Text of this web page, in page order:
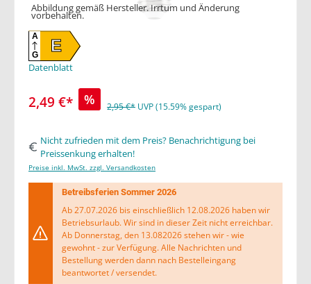
Abbildung gemäß Hersteller. Irrtum und Änderung
vorbehalten.
E
A
G
Datenblatt
2,49 €* % 2,95 €* UVP (15.59% gespart)
Nicht zufrieden mit dem Preis? Benachrichtigung bei
Preissenkung erhalten!
Preise inkl. MwSt. zzgl. Versandkosten
Betreibsferien Sommer 2026
Ab 27.07.2026 bis einschließlich 12.08.2026 haben wir
Betriebsurlaub. Wir sind in dieser Zeit nicht erreichbar.
Ab Donnerstag, den 13.082026 stehen wir - wie
gewohnt - zur Verfügung. Alle Nachrichten und
Bestellung werden dann nach Bestelleingang
beantwortet / versendet.